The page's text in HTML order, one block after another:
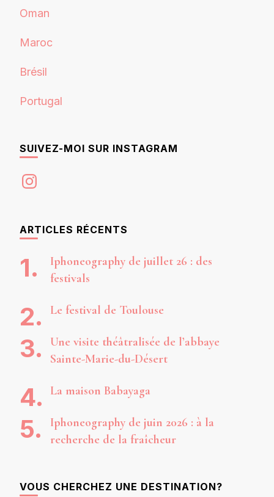
Oman
Maroc
Brésil
Portugal
SUIVEZ-MOI SUR INSTAGRAM
Instagram
ARTICLES RÉCENTS
Iphoneography de juillet 26 : des
festivals
Le festival de Toulouse
Une visite théâtralisée de l’abbaye
Sainte-Marie-du-Désert
La maison Babayaga
Iphoneography de juin 2026 : à la
recherche de la fraîcheur
VOUS CHERCHEZ UNE DESTINATION?